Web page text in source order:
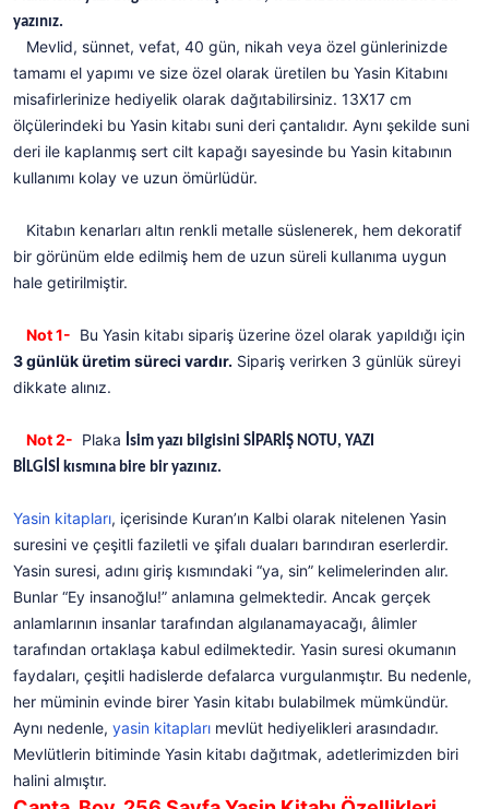
yazınız.
Mevlid, sünnet, vefat, 40 gün, nikah veya özel günlerinizde
tamamı el yapımı ve size özel olarak üretilen bu Yasin Kitabını
misafirlerinize hediyelik olarak dağıtabilirsiniz. 13X17 cm
ölçülerindeki bu Yasin kitabı suni deri çantalıdır. Aynı şekilde suni
deri ile kaplanmış sert cilt kapağı sayesinde bu Yasin kitabının
kullanımı kolay ve uzun ömürlüdür.
Kitabın kenarları altın renkli metalle süslenerek, hem dekoratif
bir görünüm elde edilmiş hem de uzun süreli kullanıma uygun
hale getirilmiştir.
Not 1- Bu Yasin kitabı sipariş üzerine özel olarak yapıldığı için
3 günlük üretim süreci vardır. Sipariş verirken 3 günlük süreyi
dikkate alınız.
Not 2- Plaka İsim yazı bilgisini SİPARİŞ NOTU, YAZI
BİLGİSİ kısmına bire bir yazınız.
Yasin kitapları, içerisinde Kuran’ın Kalbi olarak nitelenen Yasin
suresini ve çeşitli faziletli ve şifalı duaları barındıran eserlerdir.
Yasin suresi, adını giriş kısmındaki “ya, sin” kelimelerinden alır.
Bunlar “Ey insanoğlu!” anlamına gelmektedir. Ancak gerçek
anlamlarının insanlar tarafından algılanamayacağı, âlimler
tarafından ortaklaşa kabul edilmektedir. Yasin suresi okumanın
faydaları, çeşitli hadislerde defalarca vurgulanmıştır. Bu nedenle,
her müminin evinde birer Yasin kitabı bulabilmek mümkündür.
Aynı nedenle, yasin kitapları mevlüt hediyelikleri arasındadır.
Mevlütlerin bitiminde Yasin kitabı dağıtmak, adetlerimizden biri
halini almıştır.